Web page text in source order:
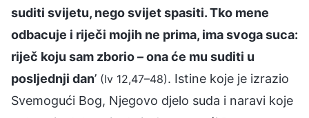
suditi svijetu, nego svijet spasiti. Tko mene
odbacuje i riječi mojih ne prima, ima svoga suca:
riječ koju sam zborio – ona će mu suditi u
posljednji dan’ (Iv 12,47–48). Istine koje je izrazio
Svemogući Bog, Njegovo djelo suda i naravi koje